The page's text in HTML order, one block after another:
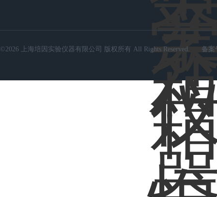
©2026 上海培因实验仪器有限公司 版权所有 All Rights Reserved. 备案